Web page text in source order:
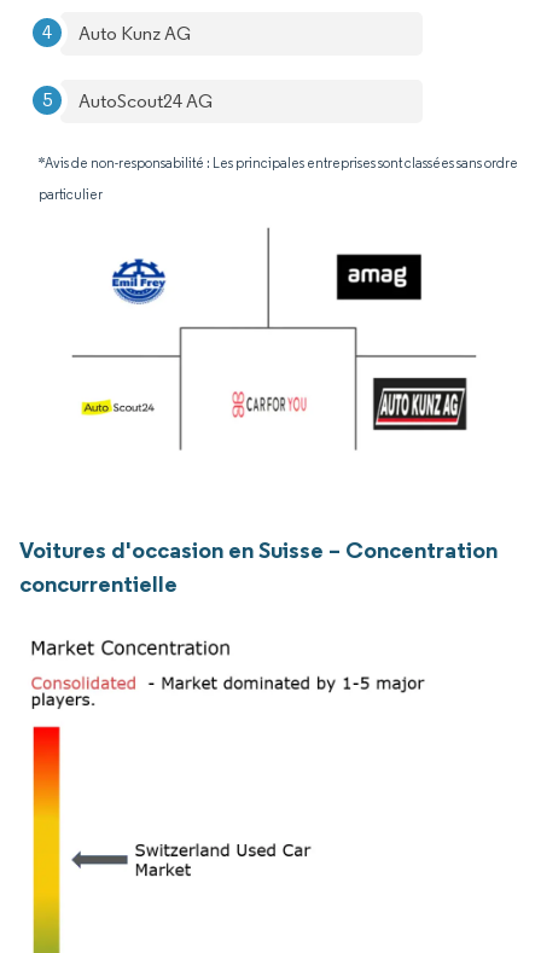
Auto Kunz AG
AutoScout24 AG
*Avis de non-responsabilité : Les principales entreprises sont classées sans ordre
particulier
Voitures d'occasion en Suisse – Concentration
concurrentielle